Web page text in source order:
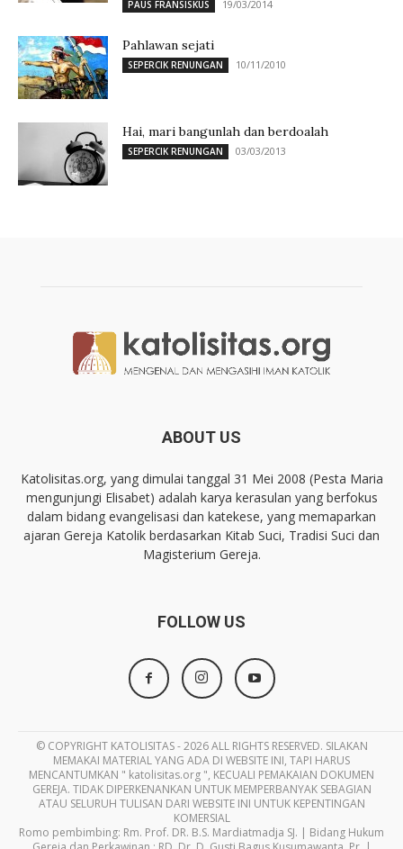
PAUS FRANSISKUS 19/03/2014
Pahlawan sejati
SEPERCIK RENUNGAN 10/11/2010
Hai, mari bangunlah dan berdoalah
SEPERCIK RENUNGAN 03/03/2013
ABOUT US
Katolisitas.org, yang dimulai tanggal 31 Mei 2008 (Pesta Maria
mengunjungi Elisabet) adalah karya kerasulan yang berfokus
dalam bidang evangelisasi dan katekese, yang memaparkan
ajaran Gereja Katolik berdasarkan Kitab Suci, Tradisi Suci dan
Magisterium Gereja.
FOLLOW US
© COPYRIGHT KATOLISITAS - 2026 ALL RIGHTS RESERVED. SILAKAN
MEMAKAI MATERIAL YANG ADA DI WEBSITE INI, TAPI HARUS
MENCANTUMKAN " katolisitas.org ", KECUALI PEMAKAIAN DOKUMEN
GEREJA. TIDAK DIPERKENANKAN UNTUK MEMPERBANYAK SEBAGIAN
ATAU SELURUH TULISAN DARI WEBSITE INI UNTUK KEPENTINGAN
KOMERSIAL
Romo pembimbing: Rm. Prof. DR. B.S. Mardiatmadja SJ. | Bidang Hukum